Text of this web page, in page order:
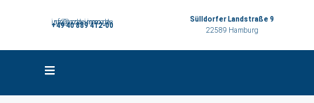
+49 40 889 412-00
info@azde-immo.de
sr@azde-immo.de
Sülldorfer Landstraße 9
22589 Hamburg